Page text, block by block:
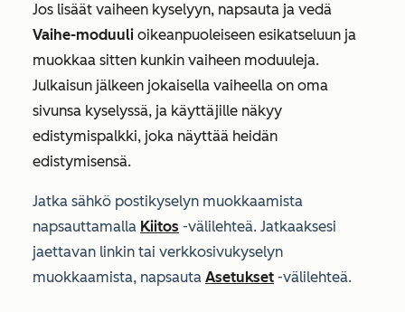
Jos lisäät vaiheen kyselyyn, napsauta ja vedä
Vaihe-moduuli oikeanpuoleiseen esikatseluun ja
muokkaa sitten kunkin vaiheen moduuleja.
Julkaisun jälkeen jokaisella vaiheella on oma
sivunsa kyselyssä, ja käyttäjille näkyy
edistymispalkki, joka näyttää heidän
edistymisensä.
Jatka sähkö postikyselyn muokkaamista
napsauttamalla Kiitos -välilehteä. Jatkaaksesi
jaettavan linkin tai verkkosivukyselyn
muokkaamista, napsauta Asetukset -välilehteä.